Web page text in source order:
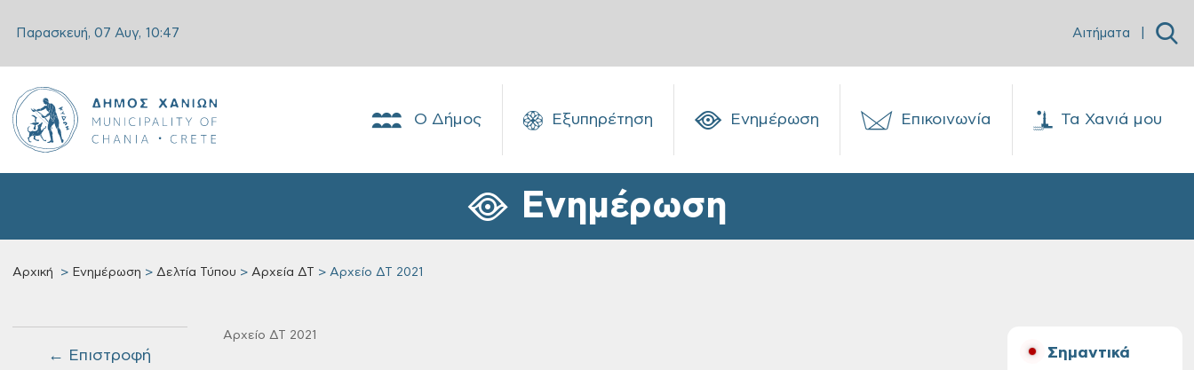
Παρασκευή, 07 Αυγ, 10:47 Αιτήματα
Ο Δήμος Εξυπηρέτηση Ενημέρωση Επικοινωνία Τα Χανιά μου
Ενημέρωση
Αρχική Ενημέρωση Δελτία Τύπου Αρχεία ΔΤ Αρχείο ΔΤ 2021
← Επιστροφή
Αρχείο ΔΤ 2021
Σημαντικά